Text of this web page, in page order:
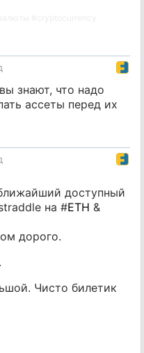
знают, что надо
ассеты перед их
доступный
на #ETH &
дорого.
Чисто билетик